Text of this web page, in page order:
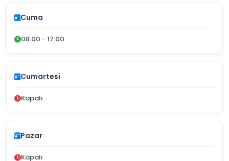
Cuma
08:00 - 17:00
Cumartesi
Kapalı
Pazar
Kapalı